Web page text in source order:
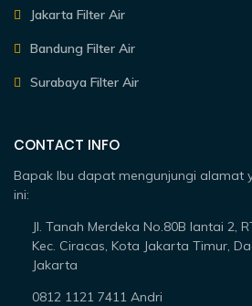
Jakarta Filter Air
Bandung Filter Air
Surabaya Filter Air
CONTACT INFO
Bapak Ibu dapat mengunjungi alamat
ini:
Jl. Tanah Merdeka No.80B lantai 2,
Kec. Ciracas, Kota Jakarta Timur,
Jakarta
0812 1121 7411 Andri